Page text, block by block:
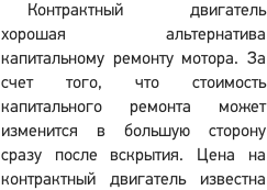
Контрактный двигатель
хорошая альтернатива
капитальному ремонту мотора. За
счет того, что стоимость
капитального ремонта может
изменится в большую сторону
сразу после вскрытия. Цена на
контрактный двигатель известна